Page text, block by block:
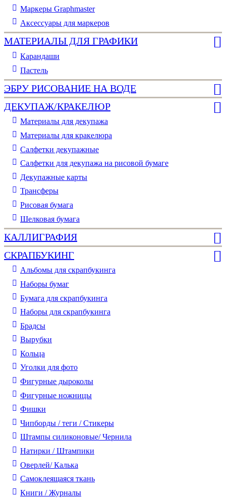
Маркеры Graphmaster
Аксессуары для маркеров
МАТЕРИАЛЫ ДЛЯ ГРАФИКИ
Карандаши
Пастель
ЭБРУ РИСОВАНИЕ НА ВОДЕ
ДЕКУПАЖ/КРАКЕЛЮР
Материалы для декупажа
Материалы для кракелюра
Cалфетки декупажные
Салфетки для декупажа на рисовой бумаге
Декупажные карты
Трансферы
Рисовая бумага
Шелковая бумага
КАЛЛИГРАФИЯ
СКРАПБУКИНГ
Альбомы для скрапбукинга
Наборы бумаг
Бумага для скрапбукинга
Наборы для скрапбукинга
Брадсы
Вырубки
Кольца
Уголки для фото
Фигурные дыроколы
Фигурные ножницы
Фишки
Чипборды / теги / Стикеры
Штампы силиконовые/ Чернила
Натирки / Штампики
Оверлей/ Калька
Самоклеящаяся ткань
Книги / Журналы